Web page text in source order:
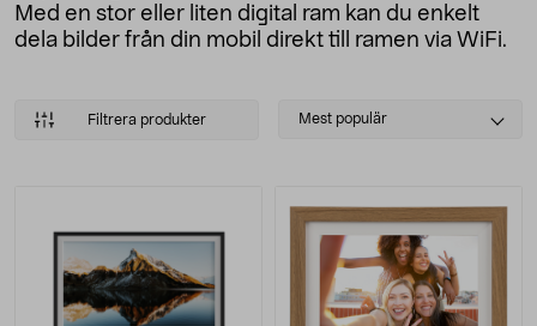
Med en stor eller liten digital ram kan du enkelt
dela bilder från din mobil direkt till ramen via WiFi.
Filtrera produkter
Select
Mest populär